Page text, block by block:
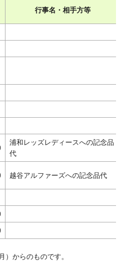
行事名・相手方等
浦和レッズレディースへの記念品
代
越谷アルファーズへの記念品代
）からのものです。